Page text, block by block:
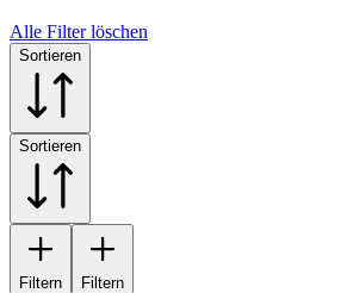
Alle Filter löschen
Sortieren
Sortieren
Filtern Filtern